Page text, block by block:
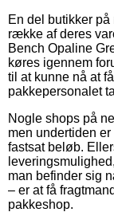
En del butikker
række af deres
Bench Opaline
køres igennem
til at kunne nå at
pakkepersonalet
Nogle shops på
men undertiden
fastsat beløb.
man befinder sig
– er at få
pakkeshop.